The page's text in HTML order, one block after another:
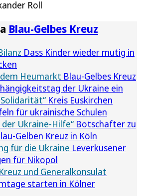
Roll
Blau-Gelbes Kreuz
Dass Kinder wieder mutig in
Heumarkt Blau-Gelbes Kreuz
der Ukraine ein
Kreis Euskirchen
für ukrainische Schulen
Ukraine-Hilfe“ Botschafter zu
Gelben Kreuz in Köln
für die Ukraine Leverkusener
für Nikopol
und Generalkonsulat
starten in Kölner